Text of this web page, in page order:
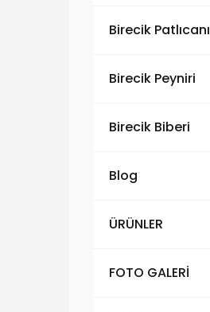
Birecik Patlıcanı
Birecik Peyniri
Birecik Biberi
Blog
ÜRÜNLER
FOTO GALERİ